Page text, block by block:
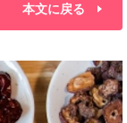
本文に戻る